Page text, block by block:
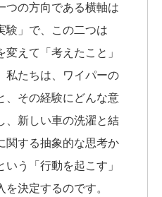
つの方向である横軸は
験」で、この二つは
変えて「考えたこと」
私たちは、ワイパーの
、その経験にどんな意
、新しい車の洗濯と結
関する抽象的な思考か
う「行動を起こす」
決定するのです。